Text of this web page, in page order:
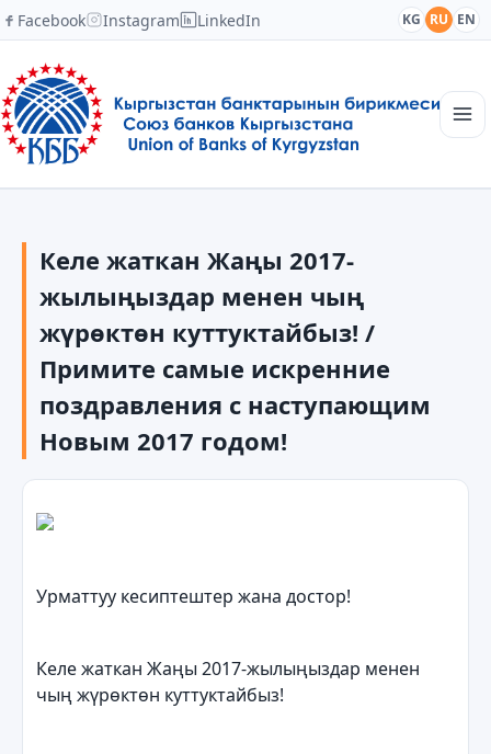
Facebook Instagram LinkedIn KG RU EN
Новости
Академия
Члены и партнеры
Сотрудничество
Контакты
Келе жаткан Жаңы 2017-
жылыңыздар менен чың
жүрөктөн куттуктайбыз! /
Примите самые искренние
поздравления с наступающим
Новым 2017 годом!
Урматтуу кесиптештер жана достор!
Келе жаткан Жаңы 2017-жылыңыздар менен
чың жүрөктөн куттуктайбыз!